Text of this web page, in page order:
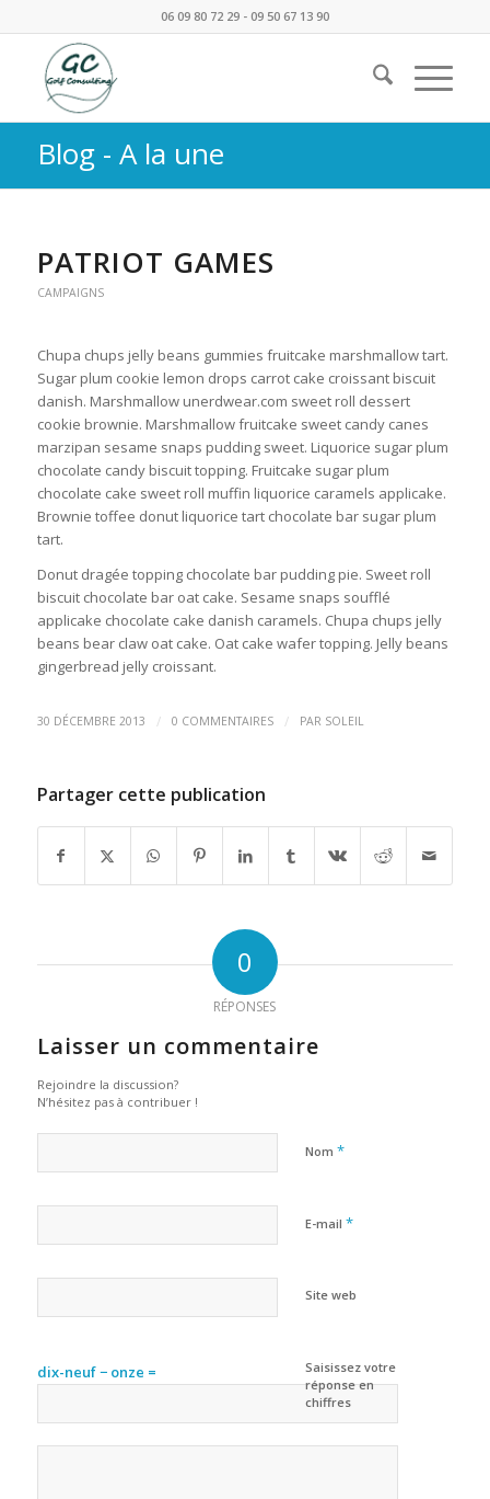
06 09 80 72 29 - 09 50 67 13 90
Blog - A la une
PATRIOT GAMES
CAMPAIGNS
Chupa chups jelly beans gummies fruitcake marshmallow tart.
Sugar plum cookie lemon drops carrot cake croissant biscuit
danish. Marshmallow unerdwear.com sweet roll dessert
cookie brownie. Marshmallow fruitcake sweet candy canes
marzipan sesame snaps pudding sweet. Liquorice sugar plum
chocolate candy biscuit topping. Fruitcake sugar plum
chocolate cake sweet roll muffin liquorice caramels applicake.
Brownie toffee donut liquorice tart chocolate bar sugar plum
tart.
Donut dragée topping chocolate bar pudding pie. Sweet roll
biscuit chocolate bar oat cake. Sesame snaps soufflé
applicake chocolate cake danish caramels. Chupa chups jelly
beans bear claw oat cake. Oat cake wafer topping. Jelly beans
gingerbread jelly croissant.
30 DÉCEMBRE 2013 / 0 COMMENTAIRES / PAR SOLEIL
Partager cette publication
0
RÉPONSES
Laisser un commentaire
Rejoindre la discussion?
N’hésitez pas à contribuer !
Nom *
E-mail *
Site web
Saisissez votre
réponse en
chiffres
dix-neuf − onze =